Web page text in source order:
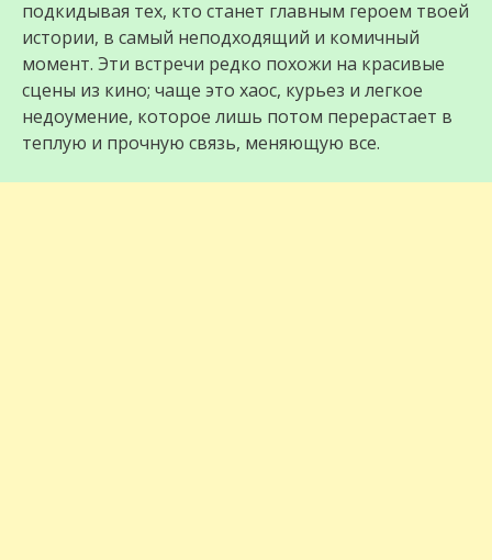
подкидывая тех, кто станет главным героем твоей
истории, в самый неподходящий и комичный
момент. Эти встречи редко похожи на красивые
сцены из кино; чаще это хаос, курьез и легкое
недоумение, которое лишь потом перерастает в
теплую и прочную связь, меняющую все.